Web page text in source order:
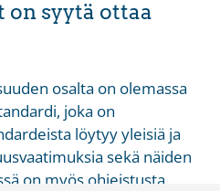
on syytä ottaa
osalta on olemassa
joka on
löytyy yleisiä ja
sekä näiden
on myös ohjeistusta